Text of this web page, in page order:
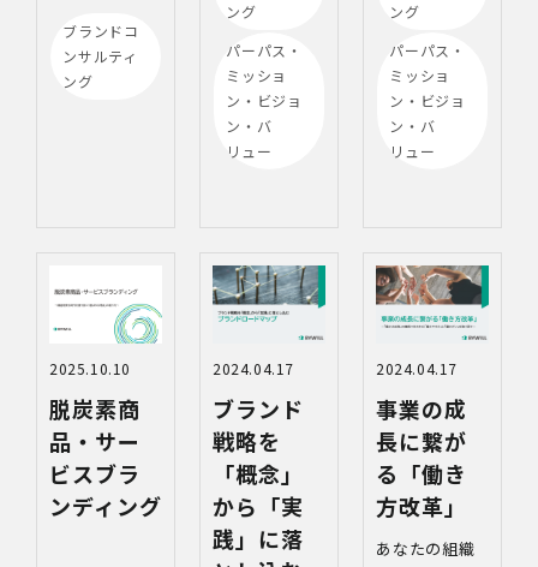
ブランドコ
ンサルティ
ング
ング
パーパス・
ミッショ
ン・ビジョ
ン・バ
リュー
ング
パーパス・
ミッショ
ン・ビジョ
ン・バ
リュー
2025.10.10
脱炭素商
品・サー
ビスブラ
ンディング
2024.04.17
ブランド
戦略を
「概念」
から「実
践」に落
2024.04.17
事業の成
長に繋が
る「働き
方改革」
あなたの組織